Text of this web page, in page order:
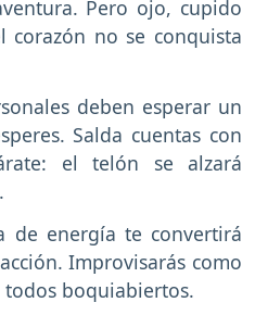
Pero ojo, cupido
corazón no se conquista
deben esperar un
Salda cuentas con
el telón se alzará
de energía te convertirá
Improvisarás como
boquiabiertos.